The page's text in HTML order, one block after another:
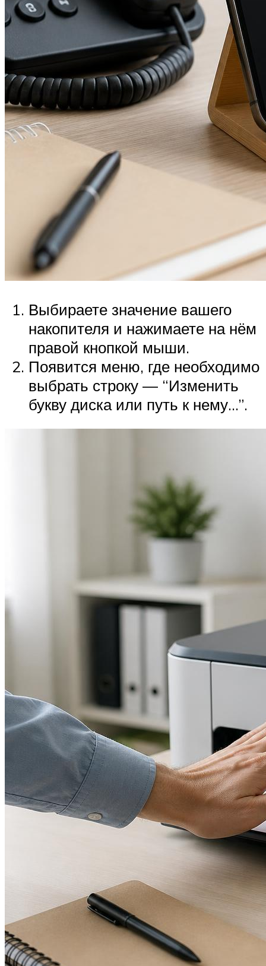
Выбираете значение вашего
накопителя и нажимаете на нём
правой кнопкой мыши.
Появится меню, где необходимо
выбрать строку — “Изменить
букву диска или путь к нему…”.